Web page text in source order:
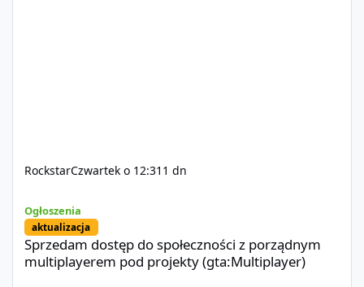
RockstarCzwartek o 12:31 1 dn
Ogłoszenia
aktualizacja
Sprzedam dostęp do społeczności z porządnym
multiplayerem pod projekty (gta:Multiplayer)